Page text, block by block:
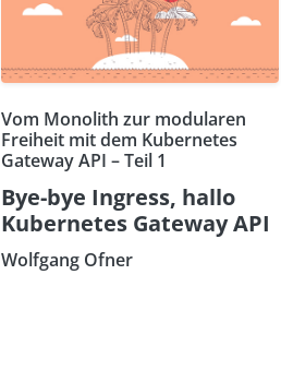
Vom Monolith zur modularen
Freiheit mit dem Kubernetes
Gateway API – Teil 1
Bye-bye Ingress, hallo
Kubernetes Gateway API
Wolfgang Ofner